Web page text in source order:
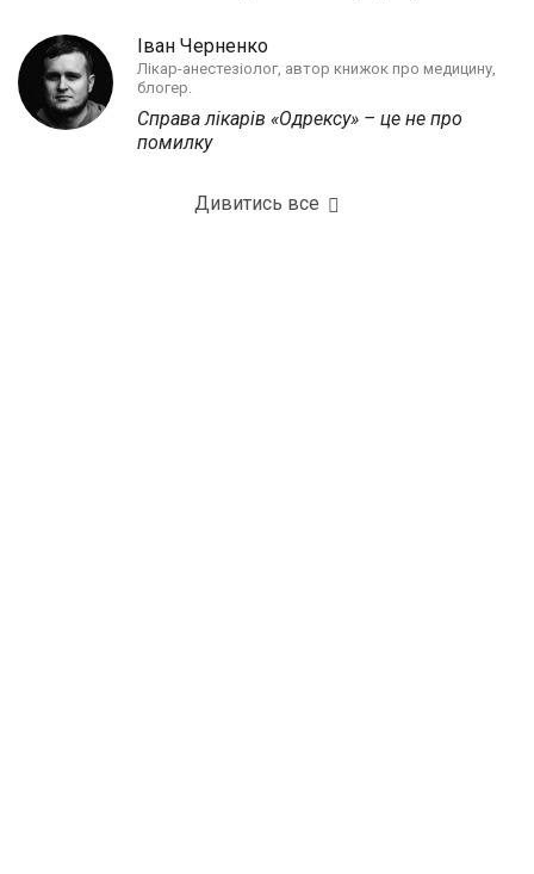
Іван Черненко
Лікар-анестезіолог, автор книжок про медицину,
блогер.
Справа лікарів «Одрексу» – це не про
помилку
Дивитись все